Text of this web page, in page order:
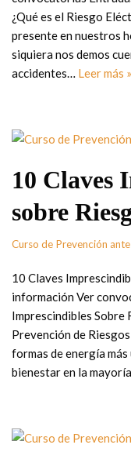
¿Qué es el Riesgo
presente en nuestros
siquiera nos demos
accidentes… Leer más »
10 Claves
sobre
Curso de Prevención
10 Claves
información Ver
Imprescindibles Sobre
Prevención de
formas de energía
bienestar en la